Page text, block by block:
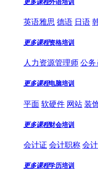
更多课程外语培训
英语雅思 德语 日语
更多课程资格培训
人力资源管理师 公务
更多课程电脑培训
平面 软硬件 网站 装
更多课程财会培训
会计证 会计职称 会
更多课程学历培训